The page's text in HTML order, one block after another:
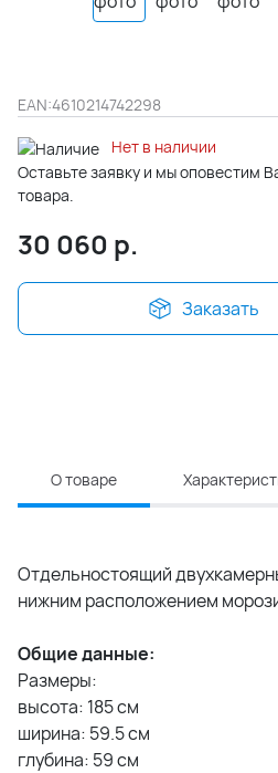
EAN:4610214742298
Нет в наличии
Оставьте заявку и мы оповестим
товара.
30 060 р.
Заказать
О товаре
Отдельностоящий
нижним расположением
Общие данные:
Размеры:
высота: 185 см
ширина: 59.5 см
глубина: 59 см